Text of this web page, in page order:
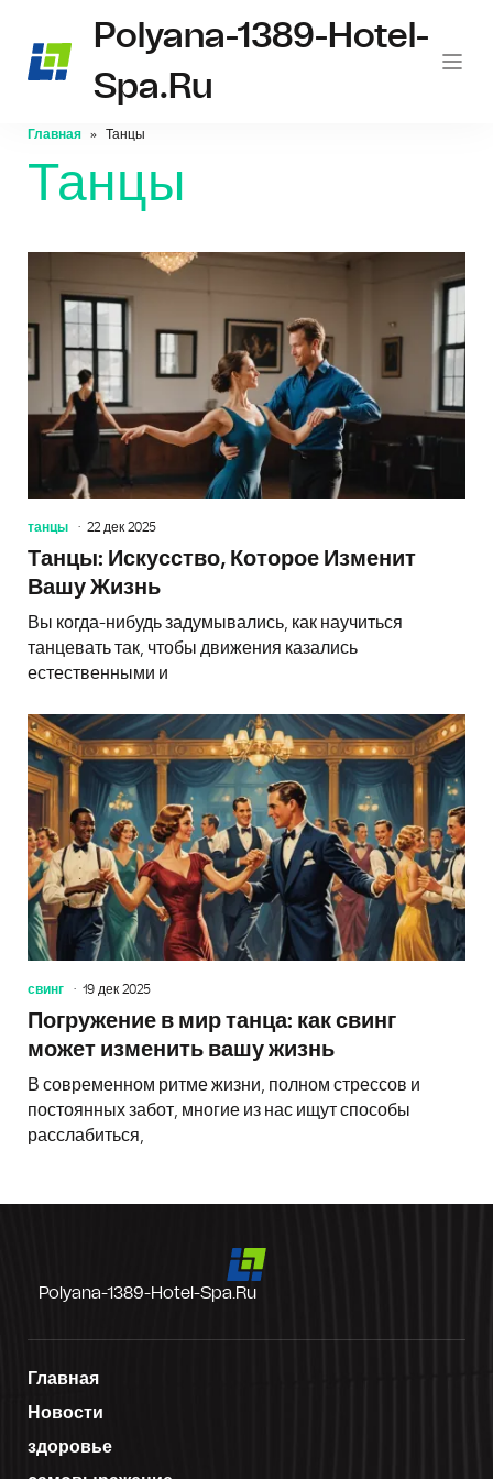
Polyana-1389-Hotel-
Spa.ru
Главная Танцы
Танцы
танцы 22 дек 2025
Танцы: Искусство, Которое Изменит
Вашу Жизнь
Вы когда-нибудь задумывались, как научиться
танцевать так, чтобы движения казались
естественными и
свинг 19 дек 2025
Погружение в мир танца: как свинг
может изменить вашу жизнь
В современном ритме жизни, полном стрессов и
постоянных забот, многие из нас ищут способы
расслабиться,
Polyana-1389-Hotel-Spa.ru
Главная
Новости
здоровье